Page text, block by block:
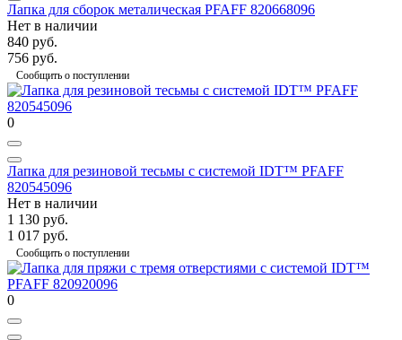
Лапка для сборок металическая PFAFF 820668096
Нет в наличии
840 руб.
756 руб.
Сообщить о поступлении
0
Лапка для резиновой тесьмы с системой IDT™ PFAFF
820545096
Нет в наличии
1 130 руб.
1 017 руб.
Сообщить о поступлении
0